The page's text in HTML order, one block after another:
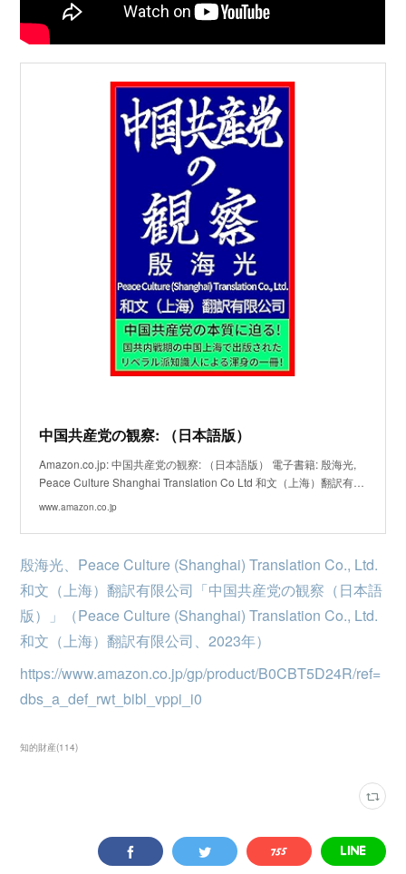
中国共産党の観察: （日本語版）
Amazon.co.jp: 中国共産党の観察: （日本語版） 電子書籍: 殷海光,
Peace Culture Shanghai Translation Co Ltd 和文（上海）翻訳有…
www.amazon.co.jp
殷海光、Peace Culture (Shanghai) Translation Co., Ltd.
和文（上海）翻訳有限公司「中国共産党の観察（日本語
版）」（Peace Culture (Shanghai) Translation Co., Ltd.
和文（上海）翻訳有限公司、2023年）
https://www.amazon.co.jp/gp/product/B0CBT5D24R/ref=
dbs_a_def_rwt_bibl_vppi_i0
知的財産(114)